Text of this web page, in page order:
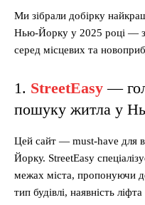
Ми зібрали добірку
Нью-Йорку у 2025 році —
серед місцевих та
1. StreetEasy —
пошуку житла у
Цей сайт — must-have для
Йорку. StreetEasy
межах міста, пропонуючи
тип будівлі, наявність